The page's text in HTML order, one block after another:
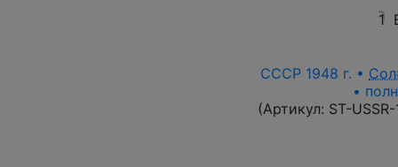
1
СССР 1948 г. •
•
(Артикул: ST-